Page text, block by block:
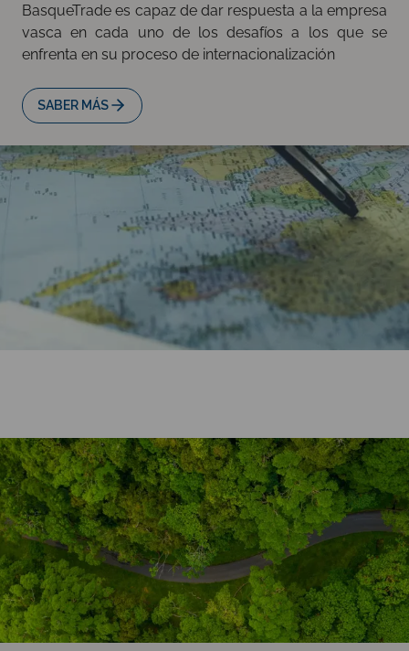
BasqueTrade es capaz de dar respuesta a la empresa
vasca en cada uno de los desafíos a los que se
enfrenta en su proceso de internacionalización
SABER MÁS